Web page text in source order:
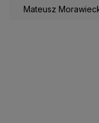
Mateusz